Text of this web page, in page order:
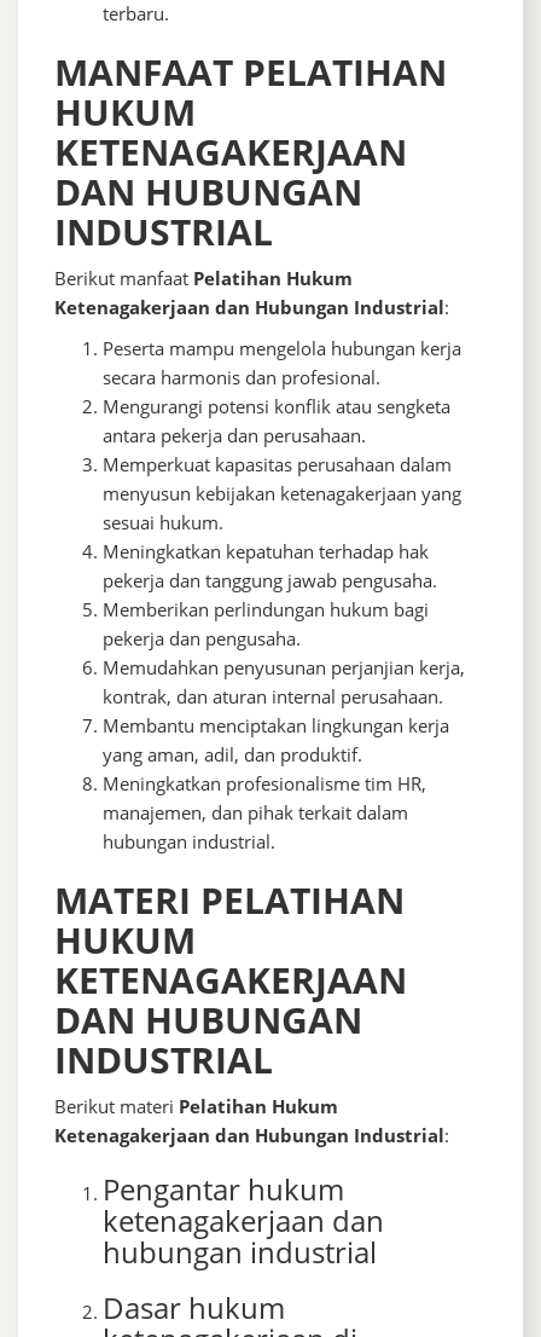
terbaru.
MANFAAT PELATIHAN
HUKUM
KETENAGAKERJAAN
DAN HUBUNGAN
INDUSTRIAL
Berikut manfaat Pelatihan Hukum
Ketenagakerjaan dan Hubungan Industrial:
Peserta mampu mengelola hubungan kerja
secara harmonis dan profesional.
Mengurangi potensi konflik atau sengketa
antara pekerja dan perusahaan.
Memperkuat kapasitas perusahaan dalam
menyusun kebijakan ketenagakerjaan yang
sesuai hukum.
Meningkatkan kepatuhan terhadap hak
pekerja dan tanggung jawab pengusaha.
Memberikan perlindungan hukum bagi
pekerja dan pengusaha.
Memudahkan penyusunan perjanjian kerja,
kontrak, dan aturan internal perusahaan.
Membantu menciptakan lingkungan kerja
yang aman, adil, dan produktif.
Meningkatkan profesionalisme tim HR,
manajemen, dan pihak terkait dalam
hubungan industrial.
MATERI PELATIHAN
HUKUM
KETENAGAKERJAAN
DAN HUBUNGAN
INDUSTRIAL
Berikut materi Pelatihan Hukum
Ketenagakerjaan dan Hubungan Industrial:
Pengantar hukum
ketenagakerjaan dan
hubungan industrial
Dasar hukum